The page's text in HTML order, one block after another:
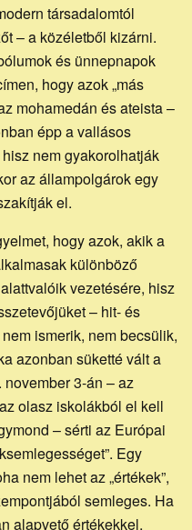
társadalomtól
– a közéletből kizárni.
és ünnepnapok
hogy azok „más
mohamedán és ateista –
épp a vallásos
nem gyakorolhatják
az állampolgárok egy
el.
hogy azok, akik a
különböző
vezetésére, hisz
– hit- és
ismerik, nem becsülik,
azonban süketté vált a
3-án – az
olasz iskolákból el kell
– sérti az Európai
Egy
nem lehet az „értékek”,
semleges. Ha
alapvető értékekkel,